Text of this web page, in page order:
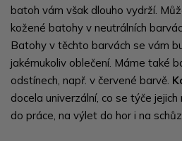
batoh vám však dlouho vydrží.
kožené batohy v neutrálních
Batohy v těchto barvách se vám
jakémukoliv oblečení. Máme také
odstínech, např. v červené barvě.
docela univerzální, co se týče
do práce, na výlet do hor i na